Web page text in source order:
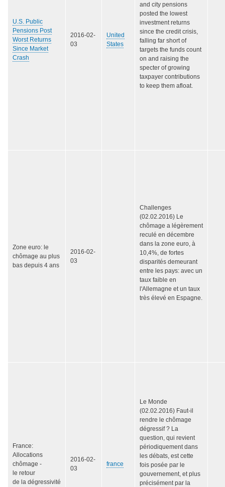
U.S. Public
Pensions Post
Worst Returns
Since Market
Crash
2016-02-
03
United
States
and city pensions
posted the lowest
investment returns
since the credit crisis,
falling far short of
targets the funds count
on and raising the
specter of growing
taxpayer contributions
to keep them afloat.
Zone euro: le
chômage au plus
bas depuis 4 ans
2016-02-
03
Challenges
(02.02.2016) Le
chômage a légèrement
reculé en décembre
dans la zone euro, à
10,4%, de fortes
disparités demeurant
entre les pays: avec un
taux faible en
l'Allemagne et un taux
très élevé en Espagne.
France:
Allocations
chômage -
le retour
de la dégressivité
2016-02-
03
france
Le Monde
(02.02.2016) Faut-il
rendre le chômage
dégressif ? La
question, qui revient
périodiquement dans
les débats, est cette
fois posée par le
gouvernement, et plus
précisément par la